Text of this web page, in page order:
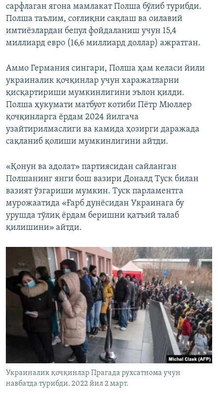
720p 810p
720p
810p
сарфлаган ягона мамлакат Полша бўлиб турибди.
Полша таълим, соғлиқни сақлаш ва оилавий
имтиёзлардан бепул фойдаланиш учун 15,4
миллиард евро (16,6 миллиард доллар) ажратган.
Аммо Германия сингари, Полша ҳам келаси йили
украиналик қочқинлар учун харажатларни
қисқартириши мумкинлигини эълон қилди.
Полша ҳукумати матбуот котиби Пётр Мюллер
қочқинларга ёрдам 2024 йилгача
узайтирилмаслиги ва камида ҳозирги даражада
сақланиб қолиши мумкинлигини айтди.
«Қонун ва адолат» партиясидан сайланган
Полшанинг янги бош вазири Доналд Туск билан
вазият ўзгариши мумкин. Туск парламентга
мурожаатида «Ғарб дунёсидан Украинага бу
урушда тўлиқ ёрдам беришни қатъий талаб
қилишини» айтди.
Украиналик қочқинлар Прагада рухсатнома учун
навбатда турибди. 2022 йил 2 март.